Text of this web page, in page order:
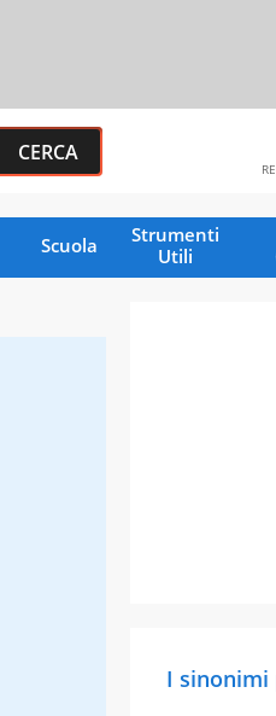
Scuola
Strumenti
Utili
I sinonimi